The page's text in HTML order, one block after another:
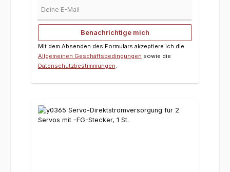
Benachrichtige mich
Mit dem Absenden des Formulars akzeptiere ich die
Allgemeinen Geschäftsbedingungen sowie die
Datenschutzbestimmungen.